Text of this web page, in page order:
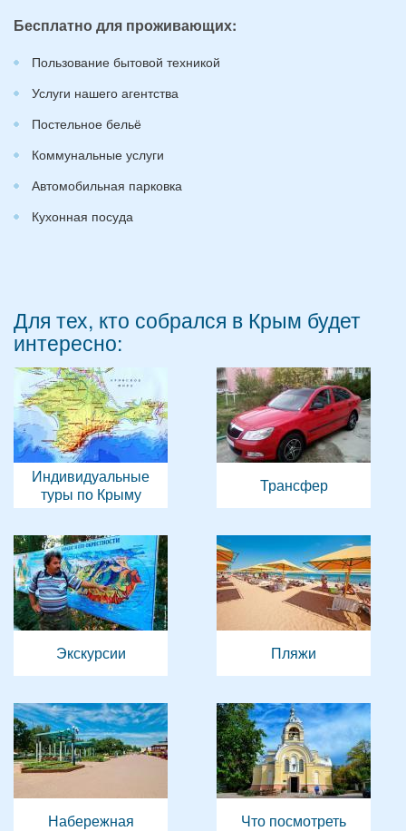
Бесплатно для проживающих:
Пользование бытовой техникой
Услуги нашего агентства
Постельное бельё
Коммунальные услуги
Автомобильная парковка
Кухонная посуда
Для тех, кто собрался в Крым будет
интересно:
Индивидуальные
туры по Крыму
Трансфер
Экскурсии Пляжи
Набережная Что посмотреть